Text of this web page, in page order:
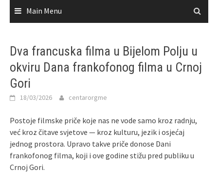
Main Menu
Dva francuska filma u Bijelom Polju u
okviru Dana frankofonog filma u Crnoj
Gori
18/03/2026 centarorgme
Postoje filmske priče koje nas ne vode samo kroz radnju,
već kroz čitave svjetove — kroz kulturu, jezik i osjećaj
jednog prostora. Upravo takve priče donose Dani
frankofonog filma, koji i ove godine stižu pred publiku u
Crnoj Gori.